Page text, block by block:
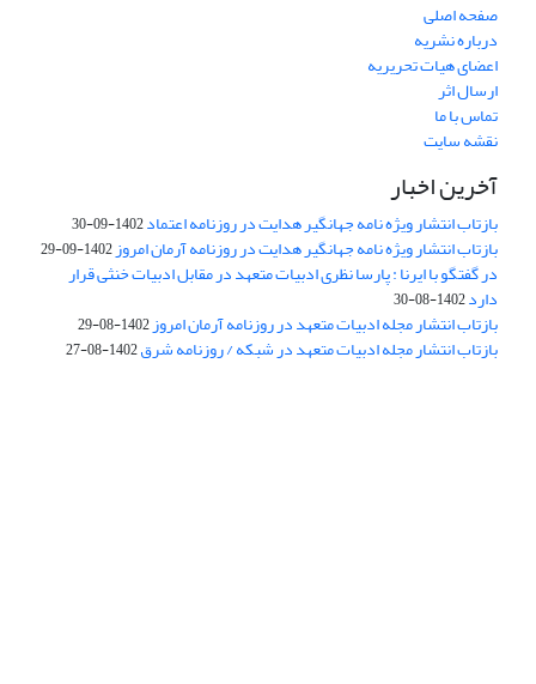
صفحه اصلی
درباره نشریه
اعضای هیات تحریریه
ارسال اثر
تماس با ما
نقشه سایت
آخرین اخبار
بازتاب انتشار ویژه نامه جهانگیر هدایت در روزنامه اعتماد1402-09-30
بازتاب انتشار ویژه نامه جهانگیر هدایت در روزنامه آرمان امروز1402-09-29
در گفتگو با ایرنا : پارسا نظری ادبیات متعهد در مقابل ادبیات خنثی قرار
دارد1402-08-30
بازتاب انتشار مجله ادبیات متعهد در روزنامه آرمان امروز1402-08-29
بازتاب انتشار مجله ادبیات متعهد در شبکه / روزنامه شرق1402-08-27